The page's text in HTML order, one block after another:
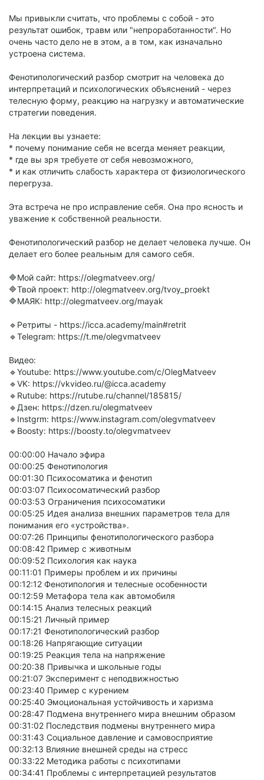
Мы привыкли считать, что проблемы с собой - это
результат ошибок, травм или "непроработанности". Но
очень часто дело не в этом, а в том, как изначально
устроена система.
Фенотипологический разбор смотрит на человека до
интерпретаций и психологических объяснений - через
телесную форму, реакцию на нагрузку и автоматические
стратегии поведения.
На лекции вы узнаете:
* почему понимание себя не всегда меняет реакции,
* где вы зря требуете от себя невозможного,
* и как отличить слабость характера от физиологического
перегруза.
Эта встреча не про исправление себя. Она про ясность и
уважение к собственной реальности.
Фенотипологический разбор не делает человека лучше. Он
делает его более реальным для самого себя.
🔷Мой сайт: https://olegmatveev.org/
🔷Твой проект: http://olegmatveev.org/tvoy_proekt
🔷МАЯК: http://olegmatveev.org/mayak
🔹Ретриты - https://icca.academy/main#retrit
🔹Telegram: https://t.me/olegvmatveev
Видео:
🔹Youtube: https://www.youtube.com/c/OlegMatveev
🔹VK: https://vkvideo.ru/@icca.academy
🔹Rutube: https://rutube.ru/channel/185815/
🔹Дзен: https://dzen.ru/olegmatveev
🔹Instgrm: https://www.instagram.com/olegvmatveev
🔹Boosty: https://boosty.to/olegvmatveev
00:00:00 Начало эфира
00:00:25 Фенотипология
00:01:30 Психосоматика и фенотип
00:03:07 Психосоматический разбор
00:03:53 Ограничения психосоматики
00:05:25 Идея анализа внешних параметров тела для
понимания его «устройства».
00:07:26 Принципы фенотипологического разбора
00:08:42 Пример с животным
00:09:52 Психология как наука
00:11:01 Примеры проблем и их причины
00:12:12 Фенотипология и телесные особенности
00:12:59 Метафора тела как автомобиля
00:14:15 Анализ телесных реакций
00:15:21 Личный пример
00:17:21 Фенотипологический разбор
00:18:26 Напрягающие ситуации
00:19:25 Реакция тела на напряжение
00:20:38 Привычка и школьные годы
00:21:07 Эксперимент с неподвижностью
00:23:40 Пример с курением
00:25:40 Эмоциональная устойчивость и харизма
00:28:47 Подмена внутреннего мира внешним образом
00:31:02 Последствия подмены внутреннего мира
00:31:43 Социальное давление и самовосприятие
00:32:13 Влияние внешней среды на стресс
00:33:22 Методика работы с психотипами
00:34:41 Проблемы с интерпретацией результатов